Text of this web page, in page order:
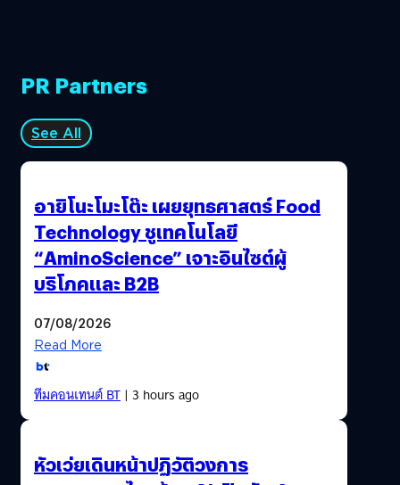
PR Partners
See All
อายิโนะโมะโต๊ะ เผยยุทธศาสตร์ Food
Technology ชูเทคโนโลยี
“AminoScience” เจาะอินไซต์ผู้
บริโภคและ B2B
07/08/2026
Read More
ทีมคอนเทนต์ BT| 3 hours ago
หัวเว่ยเดินหน้าปฏิวัติวงการ